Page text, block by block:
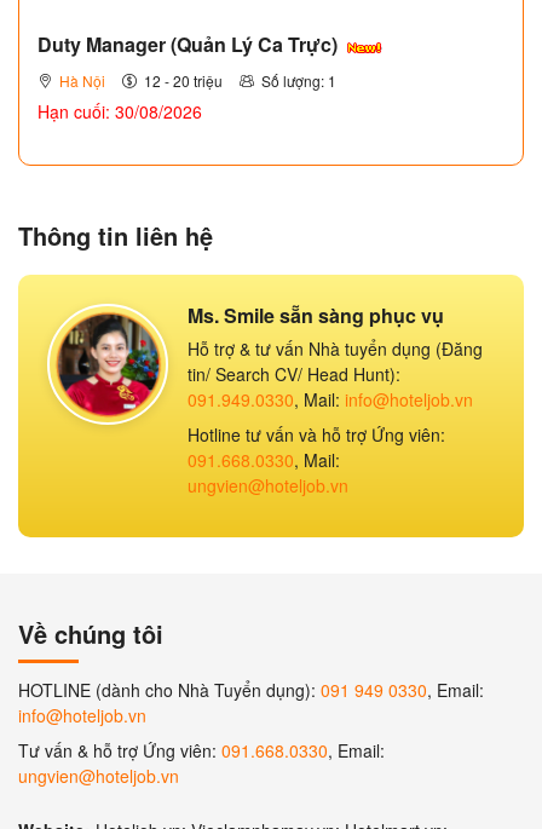
Duty Manager (Quản Lý Ca Trực)
Hà Nội 12 - 20 triệu Số lượng: 1
Hạn cuối: 30/08/2026
Thông tin liên hệ
Ms. Smile sẵn sàng phục vụ
Hỗ trợ & tư vấn Nhà tuyển dụng (Đăng
tin/ Search CV/ Head Hunt):
091.949.0330, Mail: info@hoteljob.vn
Hotline tư vấn và hỗ trợ Ứng viên:
091.668.0330, Mail:
ungvien@hoteljob.vn
Về chúng tôi
HOTLINE (dành cho Nhà Tuyển dụng): 091 949 0330, Email:
info@hoteljob.vn
Tư vấn & hỗ trợ Ứng viên: 091.668.0330, Email:
ungvien@hoteljob.vn